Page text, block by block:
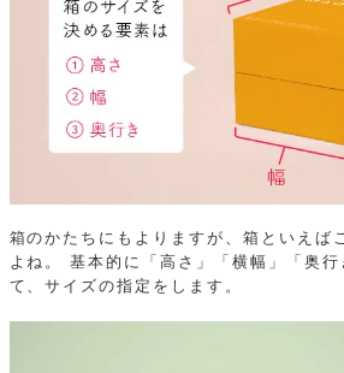
箱のかたちにもよりますが、箱といえば
よね。
基本的に「高さ」「横幅」「奥行
て、サイズの指定をします。